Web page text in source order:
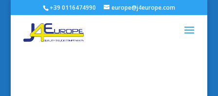
+39 0116474990 europe@j4europe.com